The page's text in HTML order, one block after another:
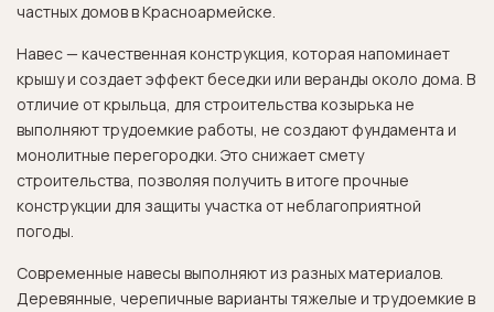
частных домов в Красноармейске.
Навес — качественная конструкция, которая напоминает
крышу и создает эффект беседки или веранды около дома. В
отличие от крыльца, для строительства козырька не
выполняют трудоемкие работы, не создают фундамента и
монолитные перегородки. Это снижает смету
строительства, позволяя получить в итоге прочные
конструкции для защиты участка от неблагоприятной
погоды.
Современные навесы выполняют из разных материалов.
Деревянные, черепичные варианты тяжелые и трудоемкие в